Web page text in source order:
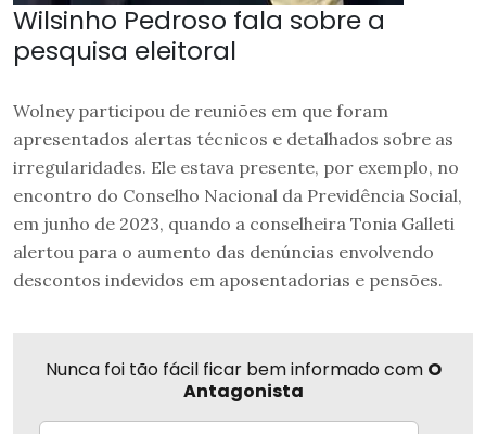
Wilsinho Pedroso fala sobre a
pesquisa eleitoral
Wolney participou de reuniões em que foram
apresentados alertas técnicos e detalhados sobre as
irregularidades. Ele estava presente, por exemplo, no
encontro do Conselho Nacional da Previdência Social,
em junho de 2023, quando a conselheira Tonia Galleti
alertou para o aumento das denúncias envolvendo
descontos indevidos em aposentadorias e pensões.
Nunca foi tão fácil ficar bem informado com O
Antagonista